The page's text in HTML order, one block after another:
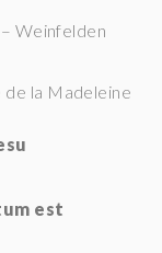
Weinfelden
de la Madeleine
est